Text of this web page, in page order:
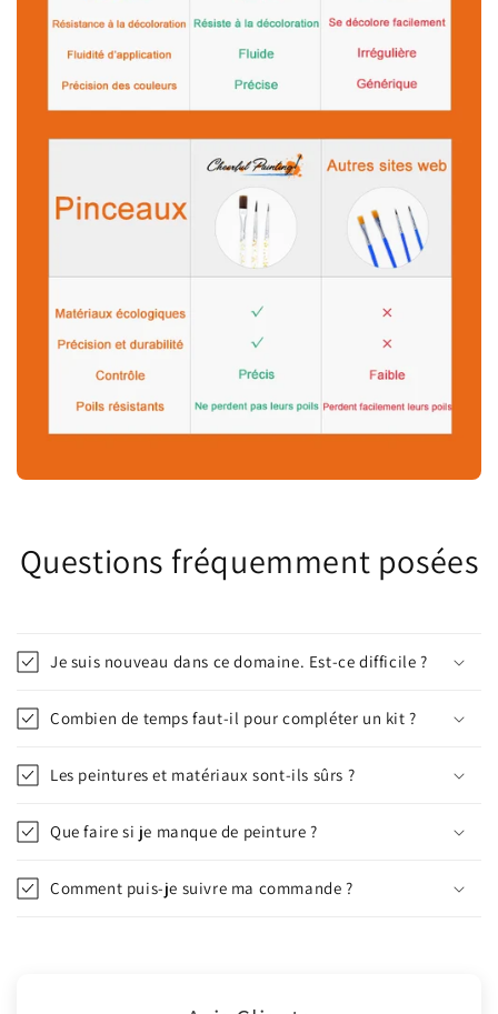
Questions fréquemment posées
Je suis nouveau dans ce domaine. Est-ce difficile ?
Combien de temps faut-il pour compléter un kit ?
Les peintures et matériaux sont-ils sûrs ?
Que faire si je manque de peinture ?
Comment puis-je suivre ma commande ?